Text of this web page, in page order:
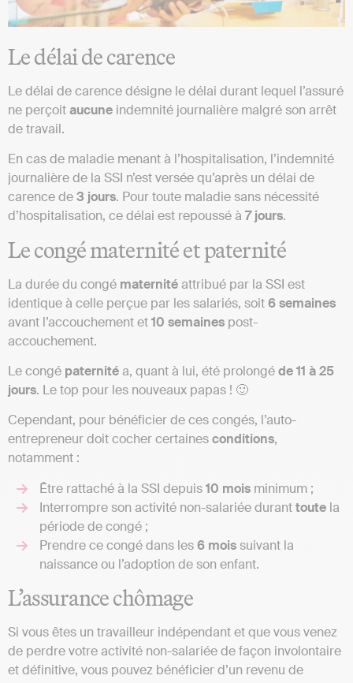
Le délai de carence
Le délai de carence désigne le délai durant lequel l’assuré
ne perçoitaucune indemnité journalière malgré son arrêt
de travail.
En cas de maladie menant à l’hospitalisation, l’indemnité
journalière de la SSI n’est versée qu’après un délai de
carence de3 jours. Pour toute maladie sans nécessité
d’hospitalisation, ce délai est repoussé à 7 jours.
Le congé maternité et paternité
La durée du congé maternitéattribué par la SSI est
identique à celle perçue par les salariés, soit6 semaines
avant l’accouchement et10 semaines post-
accouchement.
Le congé paternitéa, quant à lui, été prolongéde 11 à 25
jours. Le top pour les nouveaux papas ! 🙂
Cependant, pour bénéficier de ces congés, l’auto-
entrepreneur doit cocher certainesconditions,
notamment :
Être rattaché à la SSI depuis10 mois minimum ;
Interrompre son activité non-salariée duranttoute la
période de congé ;
Prendre ce congé dans les6 moissuivant la
naissance ou l’adoption de son enfant.
L’assurance chômage
Si vous êtes un travailleur indépendant et que vous venez
de perdre votre activité non-salariée de façon involontaire
et définitive, vous pouvez bénéficier d’un revenu de